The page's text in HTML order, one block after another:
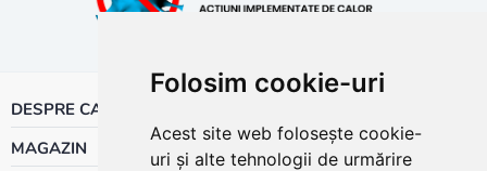
Folosim cookie-uri
Acest site web folosește cookie-
uri și alte tehnologii de urmărire
DESPRE CALOR
MAGAZIN